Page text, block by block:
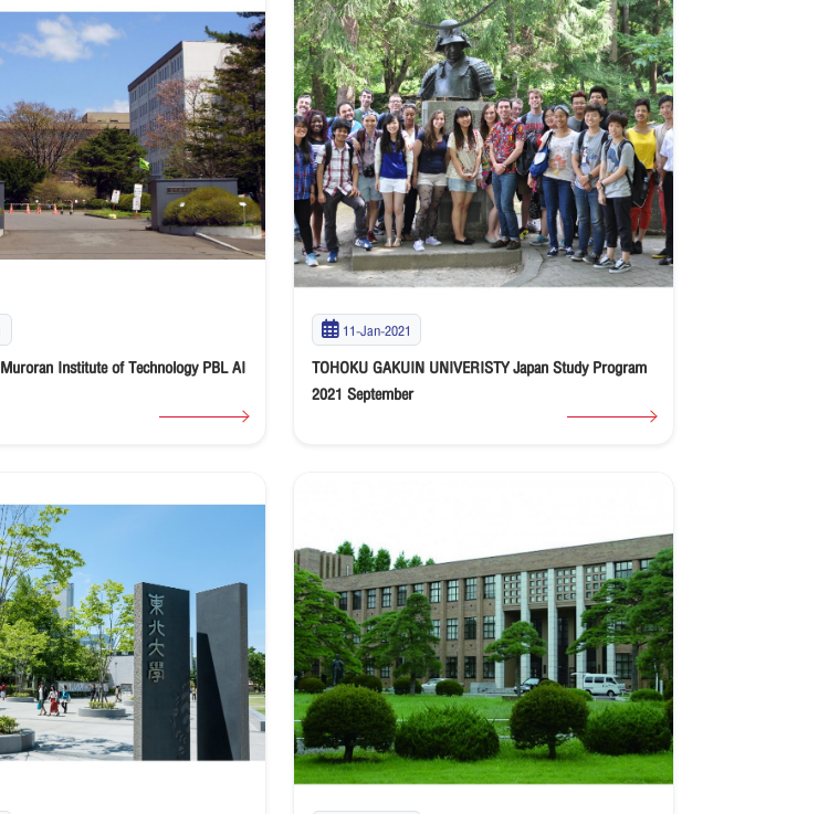
Institute of Technology PBL AI
11-Jan-2021
TOHOKU GAKUIN UNIVERISTY Japan Study Program
2021 September